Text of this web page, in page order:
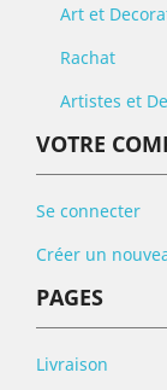
Art et
Rachat
Artistes et
VOTRE
Se connecter
Créer un
PAGES
Livraison